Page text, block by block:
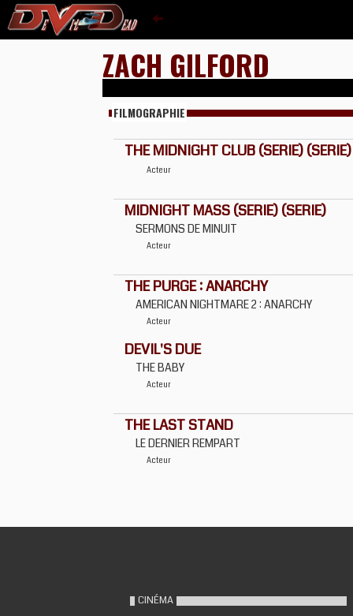
ZACH GILFORD
FILMOGRAPHIE
THE MIDNIGHT CLUB (SERIE) (SERIE)
Acteur
MIDNIGHT MASS (SERIE) (SERIE)
SERMONS DE MINUIT
Acteur
THE PURGE : ANARCHY
AMERICAN NIGHTMARE 2 : ANARCHY
Acteur
DEVIL'S DUE
THE BABY
Acteur
THE LAST STAND
LE DERNIER REMPART
Acteur
CINÉMA